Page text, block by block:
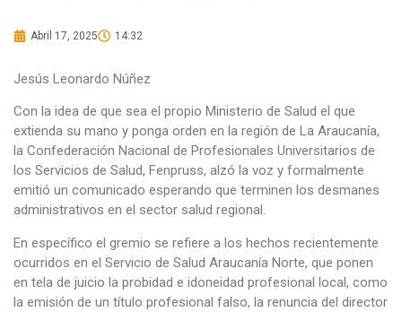
Abril 17, 2025 14:32
Jesús Leonardo Núñez
Con la idea de que sea el propio Ministerio de Salud el que
extienda su mano y ponga orden en la región de La Araucanía,
la Confederación Nacional de Profesionales Universitarios de
los Servicios de Salud, Fenpruss, alzó la voz y formalmente
emitió un comunicado esperando que terminen los desmanes
administrativos en el sector salud regional.
En específico el gremio se refiere a los hechos recientemente
ocurridos en el Servicio de Salud Araucanía Norte, que ponen
en tela de juicio la probidad e idoneidad profesional local, como
la emisión de un título profesional falso, la renuncia del director